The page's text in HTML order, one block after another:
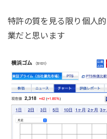
特許の質を見る限り個人
業だと思います